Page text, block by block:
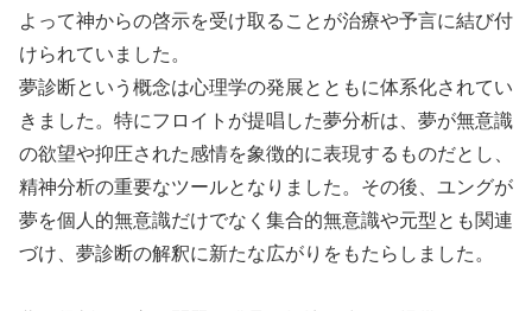
よって神からの啓示を受け取ることが治療や予言に結び付
けられていました。
夢診断という概念は心理学の発展とともに体系化されてい
きました。特にフロイトが提唱した夢分析は、夢が無意識
の欲望や抑圧された感情を象徴的に表現するものだとし、
精神分析の重要なツールとなりました。その後、ユングが
夢を個人的無意識だけでなく集合的無意識や元型とも関連
づけ、夢診断の解釈に新たな広がりをもたらしました。